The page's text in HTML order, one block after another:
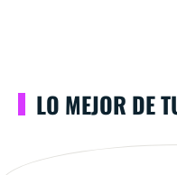
LO MEJOR DE